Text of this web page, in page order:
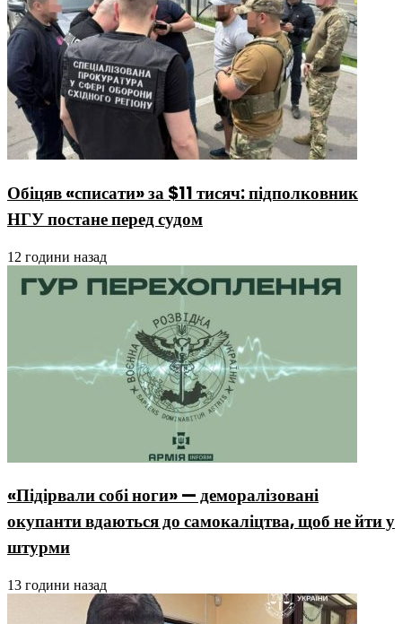
Обіцяв «списати» за $11 тисяч: підполковник
НГУ постане перед судом
12 години назад
«Підірвали собі ноги» — деморалізовані
окупанти вдаються до самокаліцтва, щоб не йти у
штурми
13 години назад